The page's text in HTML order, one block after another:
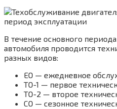
В течение основного
автомобиля проводится
разных видов:
ЕО — ежедневное
ТО-1 — первое
ТО-2 — второе
СО — сезонное